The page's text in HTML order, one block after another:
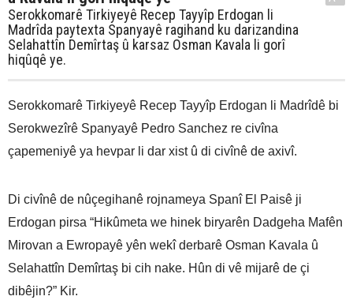
Serokkomarê Tirkiyeyê Recep Tayyîp Erdogan li
Madrîda paytexta Spanyayê ragihand ku darizandina
Selahattîn Demîrtaş û karsaz Osman Kavala li gorî
hiqûqê ye.
Serokkomarê Tirkiyeyê Recep Tayyîp Erdogan li Madrîdê bi
Serokwezîrê Spanyayê Pedro Sanchez re civîna
çapemeniyê ya hevpar li dar xist û di civînê de axivî.
Di civînê de nûçegihanê rojnameya Spanî El Paisê ji
Erdogan pirsa “Hikûmeta we hinek biryarên Dadgeha Mafên
Mirovan a Ewropayê yên wekî derbarê Osman Kavala û
Selahattîn Demîrtaş bi cih nake. Hûn di vê mijarê de çi
dibêjin?” Kir.